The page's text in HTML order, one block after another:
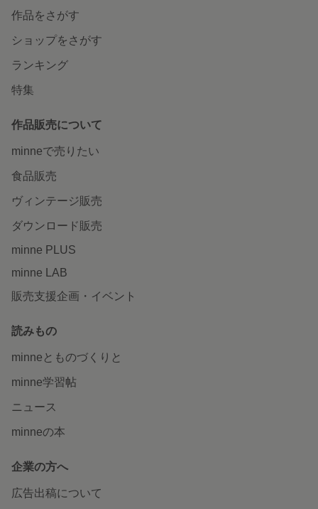
作品をさがす
ショップをさがす
ランキング
特集
作品販売について
minneで売りたい
食品販売
ヴィンテージ販売
ダウンロード販売
minne PLUS
minne LAB
販売支援企画・イベント
読みもの
minneとものづくりと
minne学習帖
ニュース
minneの本
企業の方へ
広告出稿について